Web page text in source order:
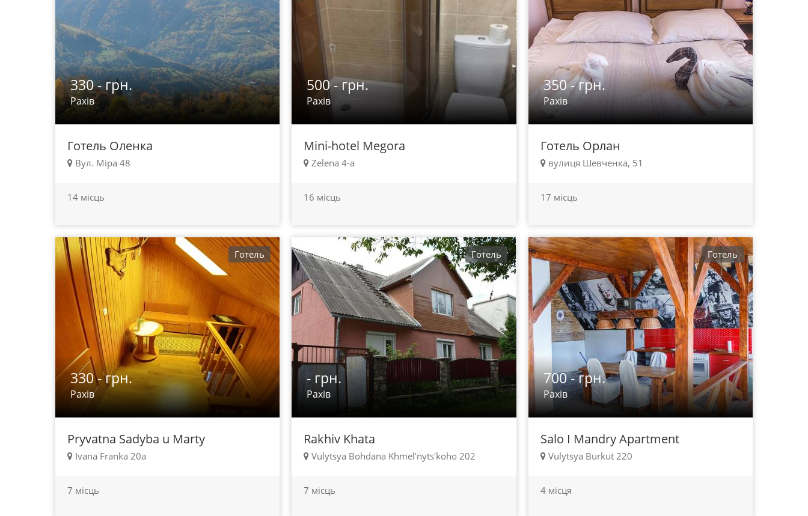
330 - грн.
Рахів
Готель Оленка
Вул. Міра 48
14 місць
500 - грн.
Рахів
Mini-hotel Megora
Zelena 4-a
16 місць
350 - грн.
Рахів
Готель Орлан
вулиця Шевченка, 51
17 місць
330 - грн.
Рахів
Pryvatna Sadyba u Marty
Ivana Franka 20a
7 місць
Готель
- грн.
Рахів
Rakhiv Khata
Vulytsya Bohdana Khmelʹnytsʹkoho 202
7 місць
Готель
700 - грн.
Рахів
Salo I Mandry Apartment
Vulytsya Burkut 220
4 місця
Готель